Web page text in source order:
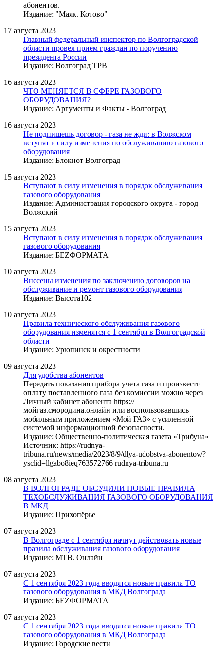
абонентов.
Издание: "Маяк. Котово"
17 августа 2023
Главный федеральный инспектор по Волгоградской
области провел прием граждан по поручению
президента России
Издание: Волгоград ТРВ
16 августа 2023
ЧТО МЕНЯЕТСЯ В СФЕРЕ ГАЗОВОГО
ОБОРУДОВАНИЯ?
Издание: Аргументы и Факты - Волгоград
16 августа 2023
Не подпишешь договор - газа не жди: в Волжском
вступят в силу изменения по обслуживанию газового
оборудования
Издание: Блокнот Волгоград
15 августа 2023
Вступают в силу изменения в порядок обслуживания
газового оборудования
Издание: Администрация городского округа - город
Волжский
15 августа 2023
Вступают в силу изменения в порядок обслуживания
газового оборудования
Издание: БЕZФОРМАТА
10 августа 2023
Внесены изменения по заключению договоров на
обслуживание и ремонт газового оборудования
Издание: Высота102
10 августа 2023
Правила технического обслуживания газового
оборудования изменятся с 1 сентября в Волгоградской
области
Издание: Урюпинск и окрестности
09 августа 2023
Для удобства абонентов
Передать показания прибора учета газа и произвести
оплату поставленного газа без комиссии можно через
Личный кабинет абонента https://
мойгаз.смородина.онлайн или воспользовавшись
мобильным приложением «Мой ГАЗ» с усиленной
системой информационной безопасности.
Издание: Общественно-политическая газета «Трибуна»
Источник: https://rudnya-
tribuna.ru/news/media/2023/8/9/dlya-udobstva-abonentov/?
ysclid=llgabo8ieq763572766 rudnya-tribuna.ru
08 августа 2023
В ВОЛГОГРАДЕ ОБСУДИЛИ НОВЫЕ ПРАВИЛА
ТЕХОБСЛУЖИВАНИЯ ГАЗОВОГО ОБОРУДОВАНИЯ
В МКД
Издание: Прихопёрье
07 августа 2023
В Волгограде с 1 сентября начнут действовать новые
правила обслуживания газового оборудования
Издание: МТВ. Онлайн
07 августа 2023
С 1 сентября 2023 года вводятся новые правила ТО
газового оборудования в МКД Волгограда
Издание: БЕZФОРМАТА
07 августа 2023
С 1 сентября 2023 года вводятся новые правила ТО
газового оборудования в МКД Волгограда
Издание: Городские вести